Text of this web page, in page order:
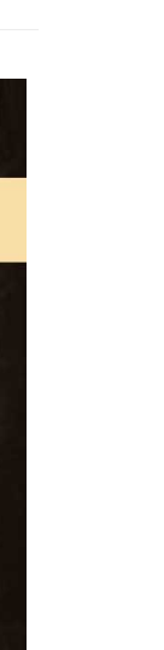
讓
人
費